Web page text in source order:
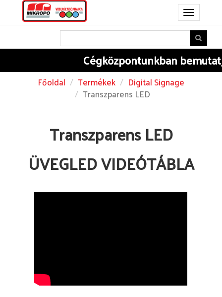
Toggle
navigation
Cégközpontunkbanbemutatjuk
Főoldal Termékek
Digital Signage
Transzparens LED
Transzparens LED
ÜVEGLED VIDEÓTÁBLA